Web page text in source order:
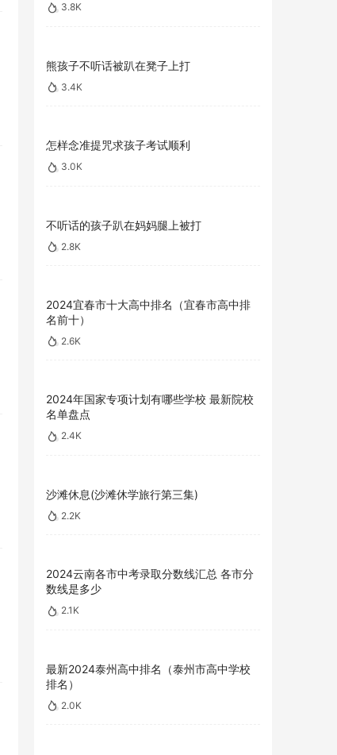
3.8K
熊孩子不听话被趴在凳子上打
3.4K
怎样念准提咒求孩子考试顺利
3.0K
不听话的孩子趴在妈妈腿上被打
2.8K
2024宜春市十大高中排名（宜春市高中排
名前十）
2.6K
2024年国家专项计划有哪些学校 最新院校
名单盘点
2.4K
沙滩休息(沙滩休学旅行第三集)
2.2K
2024云南各市中考录取分数线汇总 各市分
数线是多少
2.1K
最新2024泰州高中排名（泰州市高中学校
排名）
2.0K